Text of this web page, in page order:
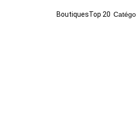
BoutiquesTop 20